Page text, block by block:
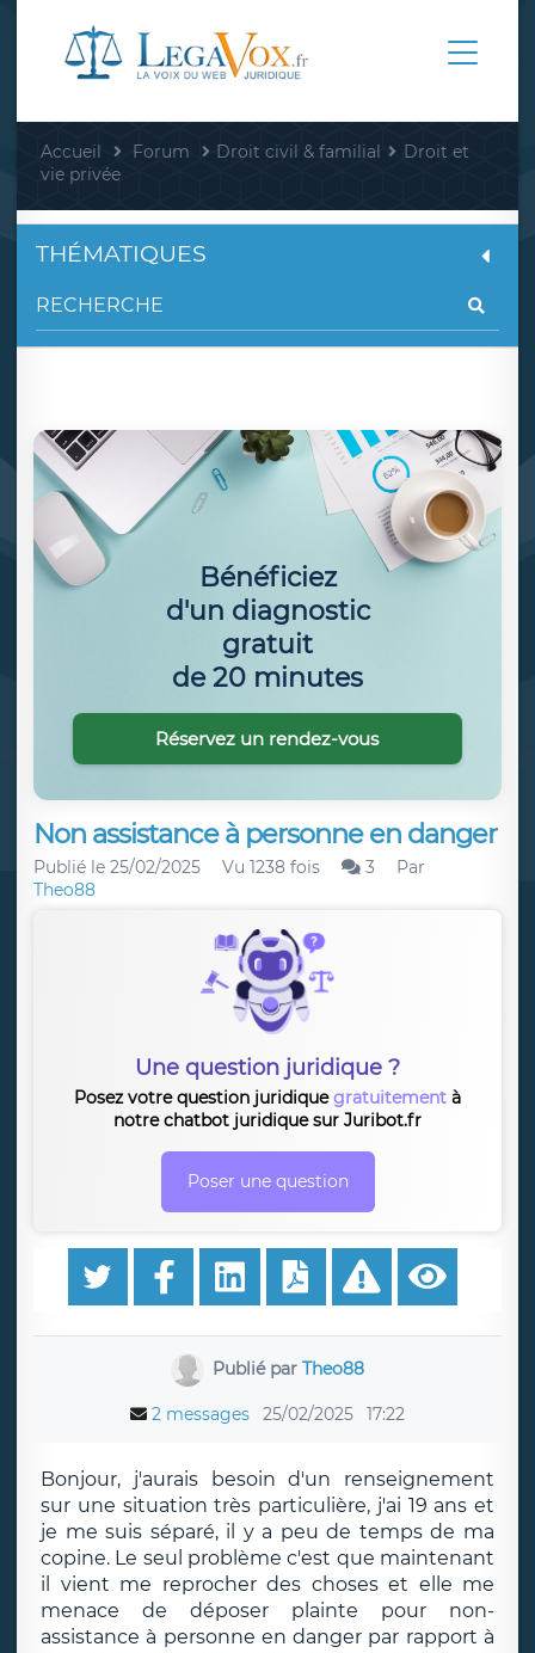
Accueil Forum Droit civil & familial
Droit et
vie privée
Non assistance à personne en danger
Publié le 25/02/2025 Vu 1238 fois 3
Par
Theo88
Une question juridique ?
Posez votre question juridiquegratuitement à
notre chatbot juridique sur Juribot.fr
Poser une question
Publié parTheo88
2 messages 25/02/2025 17:22
Bonjour, j'aurais besoin d'un renseignement
sur une situation très particulière, j'ai 19 ans et
je me suis séparé, il y a peu de temps de ma
copine. Le seul problème c'est que maintenant
il vient me reprocher des choses et elle me
menace de déposer plainte pour non-
assistance à personne en danger par rapport à
THÉMATIQUES
Bénéficiez
d'un diagnostic
gratuit
de 20 minutes
Réservez un rendez-vous